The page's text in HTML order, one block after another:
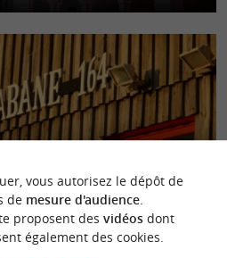
de La Teste de Buch
vous autorisez le dépôt de
de mesure d'audience.
proposent des vidéosdont
également des cookies.